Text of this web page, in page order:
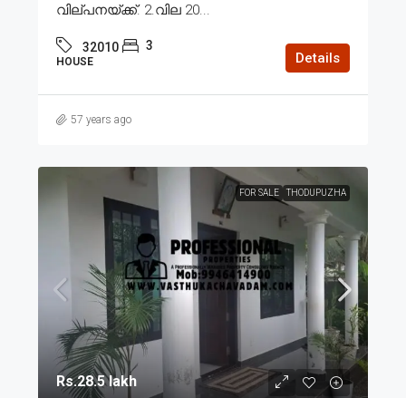
വില്പനയ്ക്ക്. 2.വില 20...
32010 3
HOUSE Details
57 years ago
FOR SALE THODUPUZHA
Rs.28.5 lakh